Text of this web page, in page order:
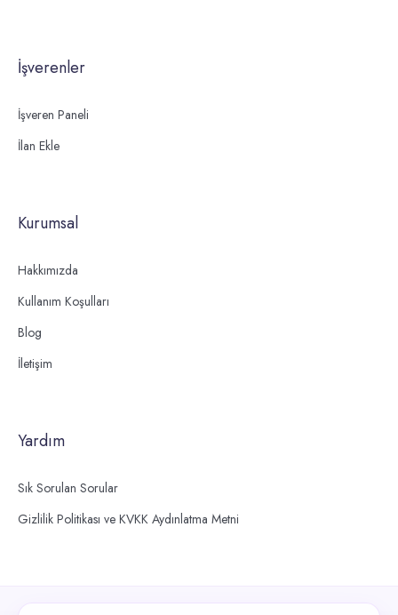
İşverenler
İşveren Paneli
İlan Ekle
Kurumsal
Hakkımızda
Kullanım Koşulları
Blog
İletişim
Yardım
Sık Sorulan Sorular
Gizlilik Politikası ve KVKK Aydınlatma Metni